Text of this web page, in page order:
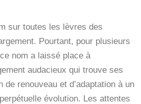
sur toutes les lèvres des
Pourtant, pour plusieurs
nom a laissé place à
audacieux qui trouve ses
de renouveau et d’adaptation à un
évolution. Les attentes